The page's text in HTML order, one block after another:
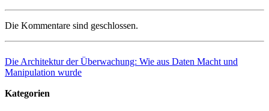
Die Kommentare sind geschlossen.
Die Architektur der Überwachung: Wie aus Daten Macht und
Manipulation wurde
Kategorien